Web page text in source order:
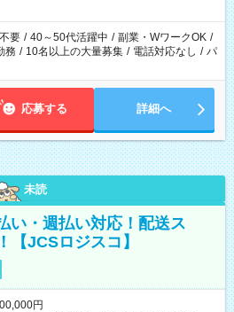
要 / 40～50代活躍中 / 副業・WワークOK /
務 / 10名以上の大量募集 / 電話対応なし / パ
応募する 詳細へ
未読
・週払い対応！配送ス
【JCSロジスコ】
円